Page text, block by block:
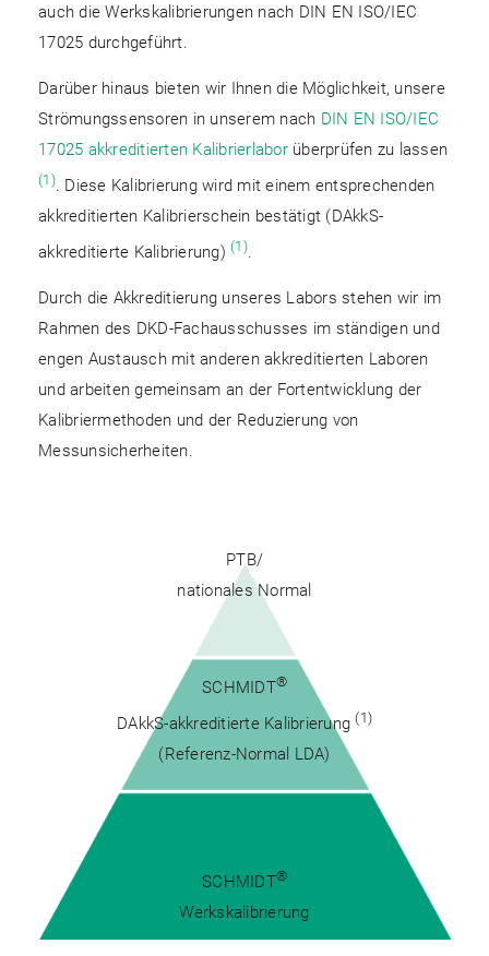
auch die Werkskalibrierungen nach DIN EN ISO/IEC
17025 durchgeführt.
Darüber hinaus bieten wir Ihnen die Möglichkeit, unsere
Strömungssensoren in unserem nach DIN EN ISO/IEC
17025 akkreditierten Kalibrierlaborüberprüfen zu lassen
(1). Diese Kalibrierung wird mit einem entsprechenden
akkreditierten Kalibrierschein bestätigt (DAkkS-
akkreditierte Kalibrierung) (1).
Durch die Akkreditierung unseres Labors stehen wir im
Rahmen des DKD-Fachausschusses im ständigen und
engen Austausch mit anderen akkreditierten Laboren
und arbeiten gemeinsam an der Fortentwicklung der
Kalibriermethoden und der Reduzierung von
Messunsicherheiten.
PTB/
nationales Normal
SCHMIDT®
DAkkS-akkreditierte Kalibrierung (1)
(Referenz-Normal LDA)
SCHMIDT®
Werkskalibrierung